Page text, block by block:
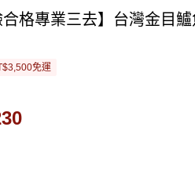
合格專業三去】台灣金目
免運